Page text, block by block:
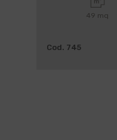
49 mq
Cod. 745